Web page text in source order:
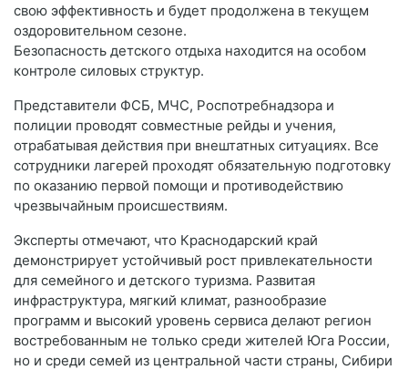
свою эффективность и будет продолжена в текущем
оздоровительном сезоне.
Безопасность детского отдыха находится на особом
контроле силовых структур.
Представители ФСБ, МЧС, Роспотребнадзора и
полиции проводят совместные рейды и учения,
отрабатывая действия при внештатных ситуациях. Все
сотрудники лагерей проходят обязательную подготовку
по оказанию первой помощи и противодействию
чрезвычайным происшествиям.
Эксперты отмечают, что Краснодарский край
демонстрирует устойчивый рост привлекательности
для семейного и детского туризма. Развитая
инфраструктура, мягкий климат, разнообразие
программ и высокий уровень сервиса делают регион
востребованным не только среди жителей Юга России,
но и среди семей из центральной части страны, Сибири